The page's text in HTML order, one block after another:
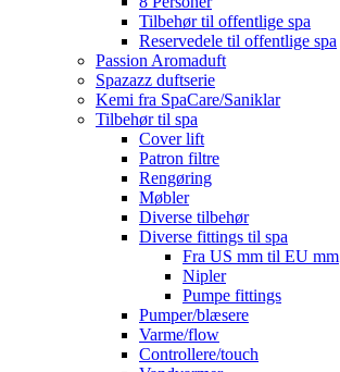
Tilbehør til offentlige spa
Reservedele til offentlige spa
Passion Aromaduft
Spazazz duftserie
Kemi fra SpaCare/Saniklar
Tilbehør til spa
Cover lift
Patron filtre
Rengøring
Møbler
Diverse tilbehør
Diverse fittings til spa
Fra US mm til EU mm
Nipler
Pumpe fittings
Pumper/blæsere
Varme/flow
Controllere/touch